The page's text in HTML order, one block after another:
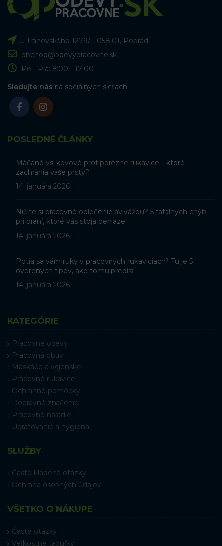
J. Tranovského 1279/1, 058 01, Poprad
obchod@odevypracovne.sk
Po - Pia: 8:00 - 17:00
Sledujte nás na sociálnych sieťach
POSLEDNÉ ČLÁNKY
Máčané vs. kovové protiporézne rukavice – ktoré
zachránia vaše prsty?
14. januára 2026
Ničíte si pracovné oblečenie avivážou? 5 fatálnych chýb
pri praní, ktoré vás stoja peniaze
14. januára 2026
Potia sa vám ruky v pracovných rukaviciach? Tu je 5
overených tipov, ako tomu predísť
14. januára 2026
KATEGÓRIE
Pracovné odevy
Pracovná obuv
Maskáče a vojenské
Pracovné rukavice
Ochranné pomôcky
Dopravné značenie
Pracovné náradie
Upratovanie a hygiena
SLUŽBY
Často kladené otázky
Ochrana osobných údajov
VŠETKO O NÁKUPE
Časté otázky
Veľkostné tabuľky